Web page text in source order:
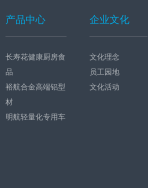
产品中心
长寿花健康厨房食
品
裕航合金高端铝型
材
明航轻量化专用车
企业文化
文化理念
员工园地
文化活动